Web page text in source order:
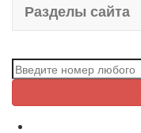
Разделы сайта